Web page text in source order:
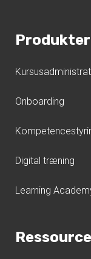
Produkter
Onboarding
Digital træning
Learning